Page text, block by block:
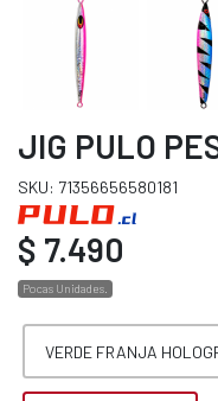
JIG PULO
SKU: 71356656580181
$ 7.490
Pocas Unidades.
VERDE FRANJA